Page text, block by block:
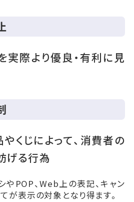
実際より優良・有利に見
くじによって、消費者の
げる行為
やPOP、Web上の表記、キャン
が表示の対象となり得ます。